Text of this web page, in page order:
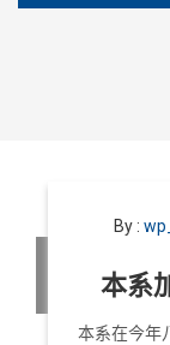
By :
本系
本系在今年